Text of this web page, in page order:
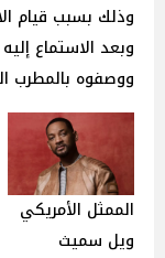
وذلك بسبب قيام
وبعد الاستماع
ووصفوه بالمطرب
الممثل الأمريكي
ويل سميث